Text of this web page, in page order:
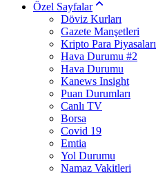
Özel Sayfalar
Döviz Kurları
Gazete Manşetleri
Kripto Para Piyasaları
Hava Durumu #2
Hava Durumu
Kanews Insight
Puan Durumları
Canlı TV
Borsa
Covid 19
Emtia
Yol Durumu
Namaz Vakitleri